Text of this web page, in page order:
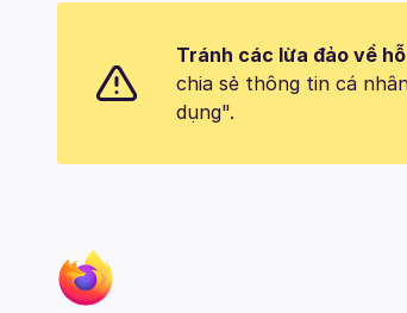
Tránh các lừa đảo về
chia sẻ thông tin cá
dụng".